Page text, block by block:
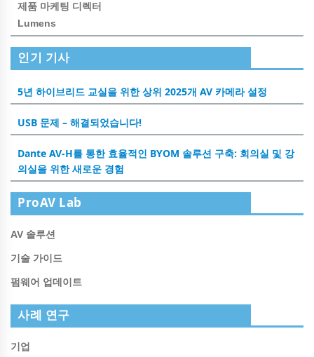
제품 마케팅 디렉터
Lumens
인기 기사
5년 하이브리드 교실을 위한 상위 2025개 AV 카메라 설정
USB 문제 – 해결되었습니다!
Dante AV-H를 통한 효율적인 BYOM 솔루션 구축: 회의실 및 강
의실을 위한 새로운 경험
ProAV Lab
AV 솔루션
기술 가이드
펌웨어 업데이트
사례 연구
기업